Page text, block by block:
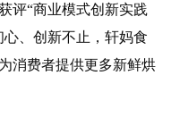
评“商业模式创新实践
、创新不止，轩妈食
消费者提供更多新鲜烘